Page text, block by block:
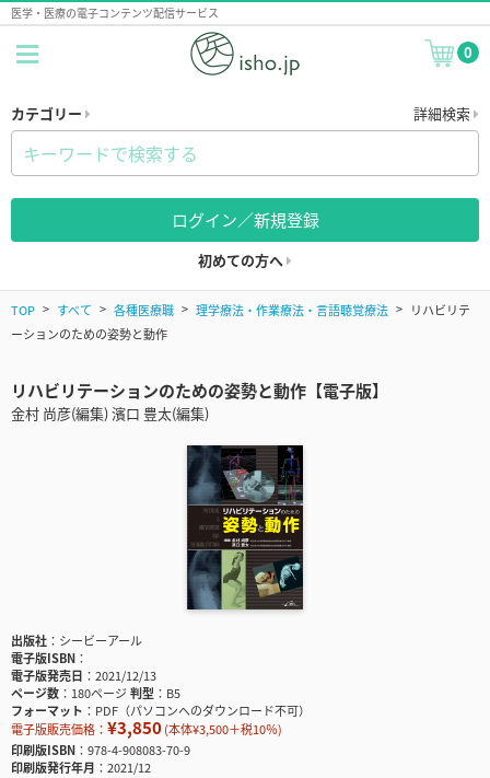
医学・医療の電子コンテンツ配信サービス
0
カテゴリー 詳細検索
ログイン／新規登録
初めての方へ
TOP すべて 各種医療職 理学療法・作業療法・言語聴覚療法
リハビリテ
ーションのための姿勢と動作
リハビリテーションのための姿勢と動作【電子版】
金村 尚彦(編集) 濱口 豊太(編集)
出版社
シービーアール
電子版ISBN
電子版発売日
2021/12/13
ページ数
180ページ判型
B5
フォーマット
PDF（パソコンへのダウンロード不可）
電子版販売価格： ¥3,850(本体¥3,500＋税10％)
印刷版ISBN
978-4-908083-70-9
印刷版発行年月
2021/12